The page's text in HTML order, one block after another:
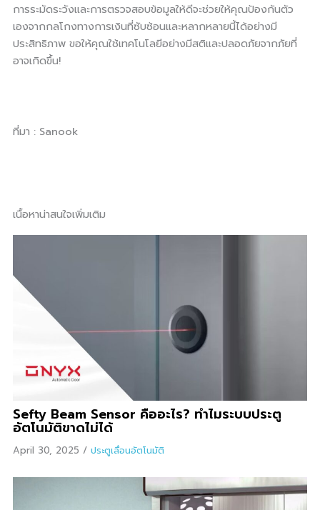
การระมัดระวังและการตรวจสอบข้อมูลให้ดีจะช่วยให้คุณป้องกันตัว
เองจากกลโกงทางการเงินที่ซับซ้อนและหลากหลายนี้ได้อย่างมี
ประสิทธิภาพ ขอให้คุณใช้เทคโนโลยีอย่างมีสติและปลอดภัยจากภัยที่
อาจเกิดขึ้น!
ที่มา : Sanook
เนื้อหาน่าสนใจเพิ่มเติม
Sefty Beam Sensor คืออะไร? ทำไมระบบประตู
อัตโนมัติขาดไม่ได้
April 30, 2025 / ประตูเลื่อนอัตโนมัติ